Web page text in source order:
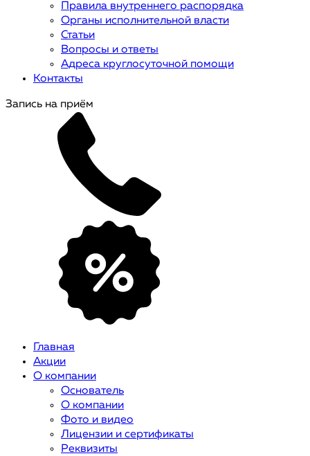
Правила внутреннего распорядка
Органы исполнительной власти
Статьи
Вопросы и ответы
Адреса круглосуточной помощи
Контакты
Запись на приём
Главная
Акции
О компании
Основатель
О компании
Фото и видео
Лицензии и сертификаты
Реквизиты